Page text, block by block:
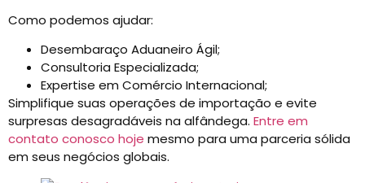
Como podemos ajudar:
Desembaraço Aduaneiro Ágil;
Consultoria Especializada;
Expertise em Comércio Internacional;
Simplifique suas operações de importação e evite
surpresas desagradáveis na alfândega. Entre em
contato conosco hoje mesmo para uma parceria sólida
em seus negócios globais.